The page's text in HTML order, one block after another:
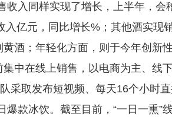
收入同样实现了增长，上半年，
亿元，同比增长%；其他酒实现
黄酒；年轻化方面，则于今年创新
集中在线上销售，以电商为主、线
采取发布短视频、每天16个小时
款冰饮。截至目前，“一日一熏”